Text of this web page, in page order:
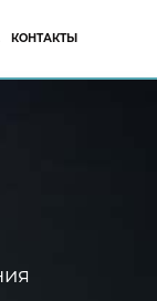
КОНТАКТЫ